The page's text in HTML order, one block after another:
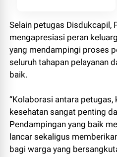
Selain petugas Disdukcapil,
mengapresiasi peran
yang mendampingi proses
seluruh tahapan pelayanan
baik.
“Kolaborasi antara petugas,
kesehatan sangat penting
Pendampingan yang baik
lancar sekaligus
bagi warga yang